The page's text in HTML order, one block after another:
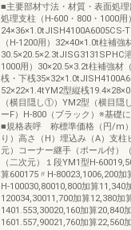
■主要部材寸法・材質・表面
処理支柱（H-600・800・1000用）
24×36×1.0tJISH4100A6005CS-
（H-1200用）32×40×1.0t柱補強
30.5×20.5×2.3tJISG3131SPHC
1000用）30×20.5×3.2t柱補強材
桟・下桟
52×22×1.4tYM2型縦桟
（横目隠し①）YM2型（横目隠
ーF）H-800（ブラック）※基礎
■規格表呼 称標準価格（円/m
り）高さ（H）埋込み（A）支
元）コーナー継手（ポール付）
（二次元）１段YM1型H-
算600175〃H-80023,1006,200加
H-100030,80010,800加算11,340
120034,30011,700加算12,380加
1401.553,30020,160加算20,840
1601.557,90021,760加算22,560